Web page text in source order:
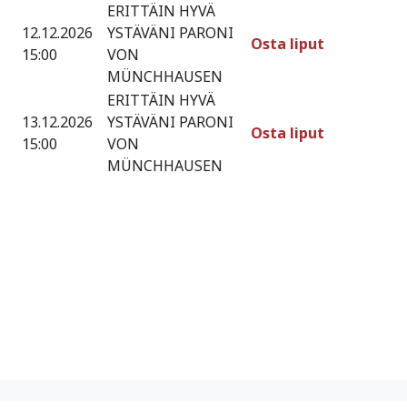
12.12.2026
15:00
ERITTÄIN HYVÄ
YSTÄVÄNI PARONI
VON
MÜNCHHAUSEN
Osta liput
13.12.2026
15:00
ERITTÄIN HYVÄ
YSTÄVÄNI PARONI
VON
MÜNCHHAUSEN
Osta liput